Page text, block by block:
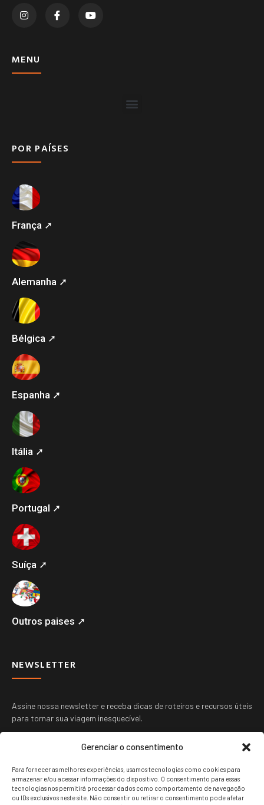
Gerenciar o consentimento
Para fornecer as melhores experiências, usamos tecnologias como cookies para
armazenar e/ou acessar informações do dispositivo. O consentimento para essas
tecnologias nos permitirá processar dados como comportamento de navegação
ou IDs exclusivos neste site. Não consentir ou retirar o consentimento pode afetar
MENU
POR PAÍSES
França ➚
Alemanha ➚
Bélgica ➚
Espanha ➚
Itália ➚
Portugal ➚
Suíça ➚
Outros paises ➚
NEWSLETTER
Assine nossa newsletter e receba dicas de roteiros e recursos úteis
para tornar sua viagem inesquecível.